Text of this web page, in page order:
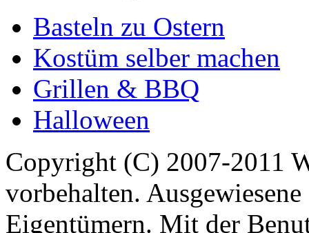
Basteln zu Ostern
Kostüm selber machen
Grillen & BBQ
Halloween
Copyright (C) 2007-2011
vorbehalten.
Eigentümern. Mit der